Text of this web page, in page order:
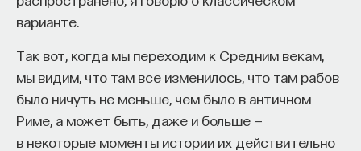
варианте.
Так вот, когда мы переходим к Средним векам,
мы видим, что там все изменилось, что там рабов
было ничуть не меньше, чем было в античном
Риме, а может быть, даже и больше —
в некоторые моменты истории их действительно
— Разбираться в биохимических процессах
мозга
— Понимать причины нейро- и психопатологий
— Осознавать связь своего поведения
и эмоций с активностью нейромедиаторов